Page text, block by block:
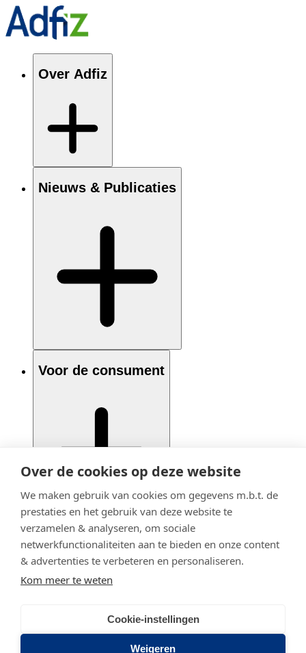
Over de cookies op deze website
We maken gebruik van cookies om gegevens m.b.t. de
prestaties en het gebruik van deze website te
verzamelen & analyseren, om sociale
netwerkfunctionaliteiten aan te bieden en onze content
& advertenties te verbeteren en personaliseren.
Kom meer te weten
Cookie-instellingen
Weigeren
Over Adfiz
Nieuws & Publicaties
Voor de consument